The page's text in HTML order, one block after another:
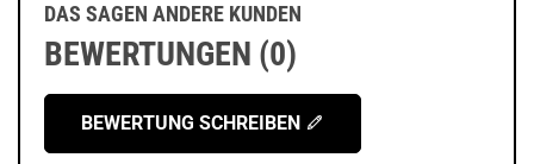
DAS SAGEN ANDERE KUNDEN
BEWERTUNGEN (0)
BEWERTUNG SCHREIBEN